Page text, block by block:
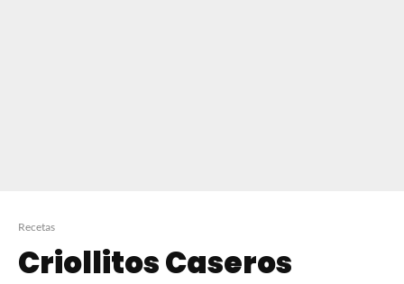
Recetas
Criollitos Caseros